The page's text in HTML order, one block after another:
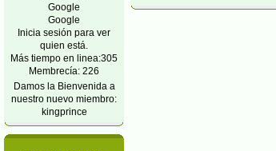
Google
Google
Inicia sesión para ver
quien está.
Más tiempo en linea:305
Membrecía: 226
Damos la Bienvenida a
nuestro nuevo miembro:
kingprince